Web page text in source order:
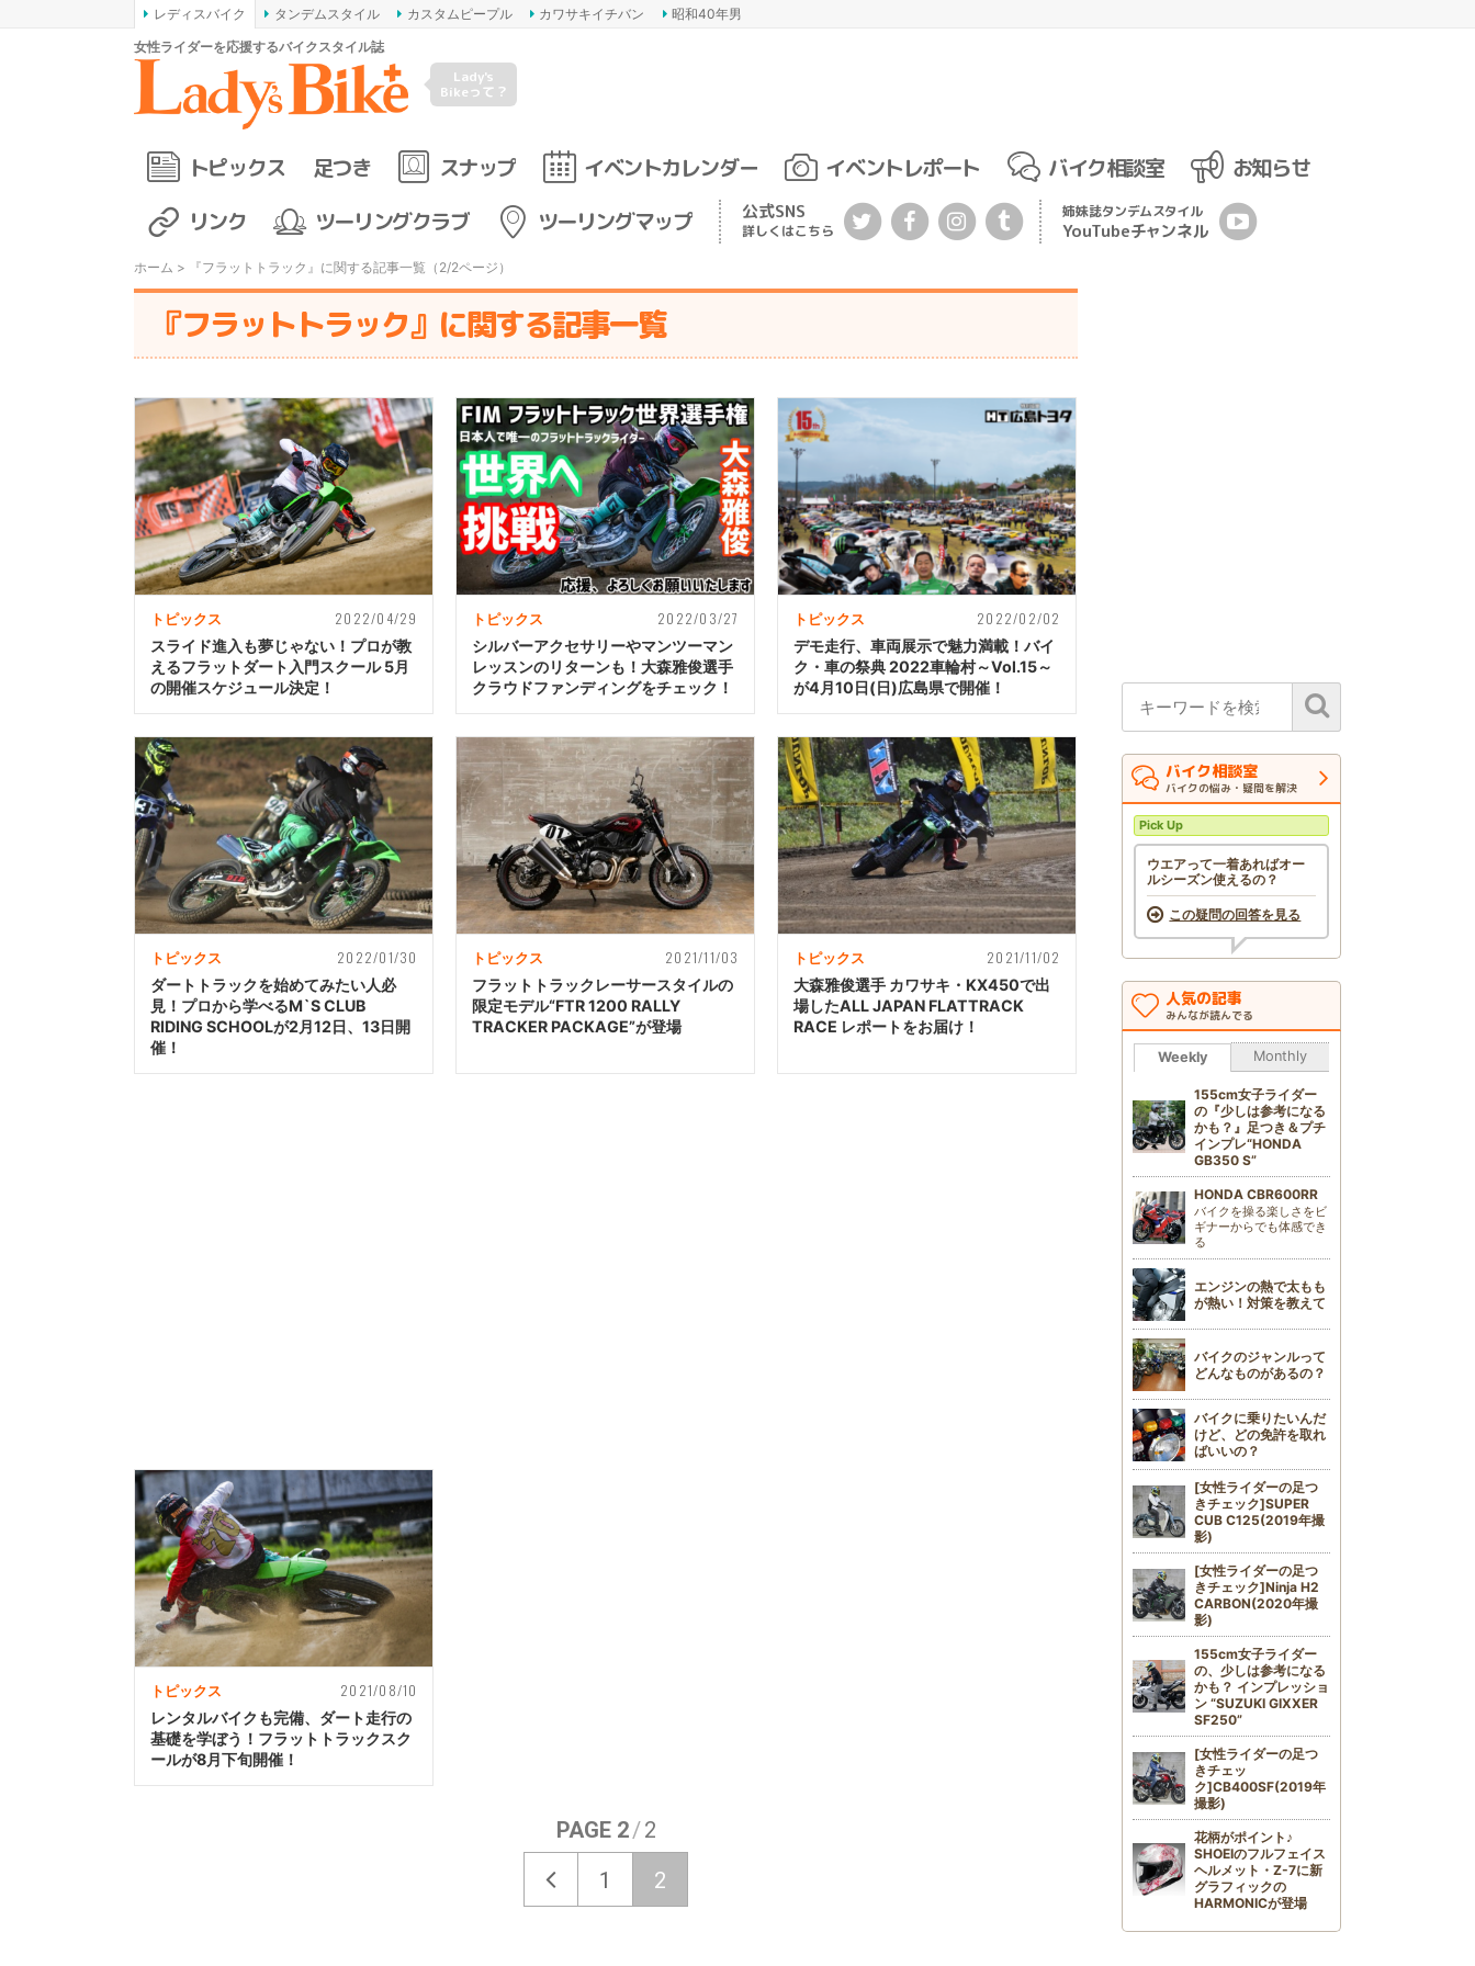
レディスバイク タンデムスタイル カスタムピープル カワサキイチバン
昭和40年男
女性ライダーを応援するバイクスタイル誌
Lady's
Bikeって？
トピックス 足つき スナップ イベントカレンダー イベントレポート バイク相談室
お知らせ
リンク
ツーリングクラブ ツーリングマップ 公式SNS
詳しくはこちら
姉妹誌タンデムスタイル
YouTubeチャンネル
ホーム > 『フラットトラック』に関する記事一覧（2/2ページ）
『フラットトラック』に関する記事一覧
トピックス 2022/04/29
スライド進入も夢じゃない！プロが教
えるフラットダート入門スクール 5月
の開催スケジュール決定！
トピックス 2022/03/27
シルバーアクセサリーやマンツーマン
レッスンのリターンも！大森雅俊選手
クラウドファンディングをチェック！
トピックス 2022/02/02
デモ走行、車両展示で魅力満載！バイ
ク・車の祭典 2022車輪村～Vol.15～
が4月10日(日)広島県で開催！
トピックス 2022/01/30
ダートトラックを始めてみたい人必
見！プロから学べるM`S CLUB
RIDING SCHOOLが2月12日、13日開
催！
トピックス 2021/11/03
フラットトラックレーサースタイルの
限定モデル“FTR 1200 RALLY
TRACKER PACKAGE”が登場
トピックス 2021/11/02
大森雅俊選手 カワサキ・KX450で出
場したALL JAPAN FLATTRACK
RACE レポートをお届け！
トピックス 2021/08/10
レンタルバイクも完備、ダート走行の
基礎を学ぼう！フラットトラックスク
ールが8月下旬開催！
PAGE 2/2
1
2
バイク相談室
バイクの悩み・疑問を解決
Pick Up
ウエアって一着あればオー
ルシーズン使えるの？
この疑問の回答を見る
人気の記事
みんなが読んでる
Weekly Monthly
155cm女子ライダー
の『少しは参考になる
かも？』足つき＆プチ
インプレ“HONDA
GB350 S”
HONDA CBR600RR
バイクを操る楽しさをビ
ギナーからでも体感でき
る
エンジンの熱で太もも
が熱い！対策を教えて
バイクのジャンルって
どんなものがあるの？
バイクに乗りたいんだ
けど、どの免許を取れ
ばいいの？
[女性ライダーの足つ
きチェック]SUPER
CUB C125(2019年撮
影)
[女性ライダーの足つ
きチェック]Ninja H2
CARBON(2020年撮
影)
155cm女子ライダー
の、少しは参考になる
かも？ インプレッショ
ン “SUZUKI GIXXER
SF250”
[女性ライダーの足つ
きチェッ
ク]CB400SF(2019年
撮影)
花柄がポイント♪
SHOEIのフルフェイス
ヘルメット・Z-7に新
グラフィックの
HARMONICが登場